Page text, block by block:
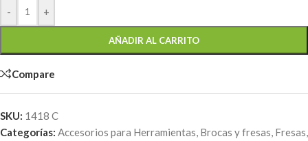
- +
AÑADIR AL CARRITO
Compare
SKU: 1418 C
Categorías: Accesorios para Herramientas, Brocas y fresas, Fresas,